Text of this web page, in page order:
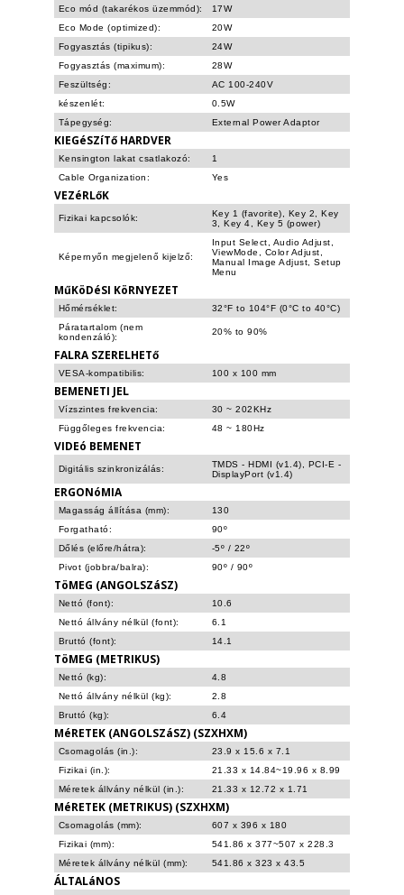
Eco mód (takarékos üzemmód):
17W
Eco Mode (optimized):
20W
Fogyasztás (tipikus):
24W
Fogyasztás (maximum):
28W
Feszültség:
AC 100-240V
készenlét:
0.5W
Tápegység:
External Power Adaptor
KIEGéSZíTő HARDVER
Kensington lakat csatlakozó:
1
Cable Organization:
Yes
VEZéRLőK
Fizikai kapcsolók:
Key 1 (favorite), Key 2, Key
3, Key 4, Key 5 (power)
Képernyőn megjelenő kijelző:
Input Select, Audio Adjust,
ViewMode, Color Adjust,
Manual Image Adjust, Setup
Menu
MűKöDéSI KöRNYEZET
Hőmérséklet:
32°F to 104°F (0°C to 40°C)
Páratartalom (nem
kondenzáló):
20% to 90%
FALRA SZERELHETő
VESA-kompatibilis: 100 x 100 mm
BEMENETI JEL
Vízszintes frekvencia:
30 ~ 202KHz
Függőleges frekvencia:
48 ~ 180Hz
VIDEó BEMENET
Digitális szinkronizálás:
TMDS - HDMI (v1.4), PCI-E -
DisplayPort (v1.4)
ERGONóMIA
Magasság állítása (mm):
130
Forgatható:
90º
Dőlés (előre/hátra):
-5º / 22º
Pivot (jobbra/balra):
90º / 90º
TöMEG (ANGOLSZáSZ)
Nettó (font):
10.6
Nettó állvány nélkül (font):
6.1
Bruttó (font):
14.1
TöMEG (METRIKUS)
Nettó (kg):
4.8
Nettó állvány nélkül (kg):
2.8
Bruttó (kg):
6.4
MéRETEK (ANGOLSZáSZ) (SZXHXM)
Csomagolás (in.):
23.9 x 15.6 x 7.1
Fizikai (in.):
21.33 x 14.84~19.96 x 8.99
Méretek állvány nélkül (in.):
21.33 x 12.72 x 1.71
MéRETEK (METRIKUS) (SZXHXM)
Csomagolás (mm):
607 x 396 x 180
Fizikai (mm):
541.86 x 377~507 x 228.3
Méretek állvány nélkül (mm):
541.86 x 323 x 43.5
ÁLTALáNOS